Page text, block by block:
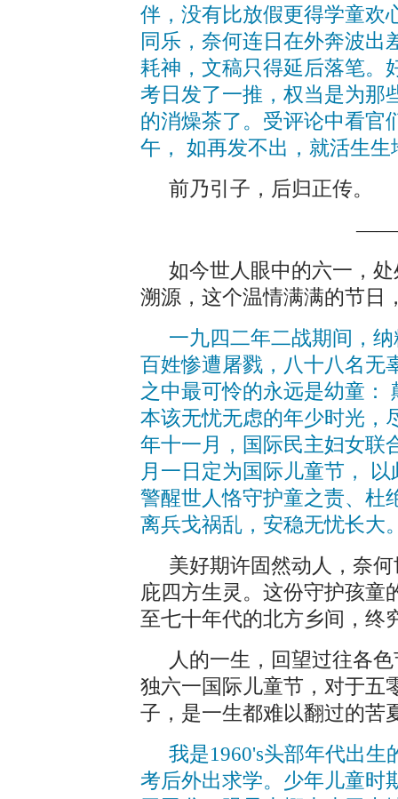
伴，没有比放假更得学童欢
同乐，奈何连日在外奔波出
耗神，文稿只得延后落笔。
考日发了一推，权当是为那
的消燥茶了。受评论中看官
午， 如再发不出，就活生
前乃引子，后归正传。
如今世人眼中的六一，
溯源，这个温情满满的节日
一九四二年二战期间，
百姓惨遭屠戮，八十八名无
之中最可怜的永远是幼童：
本该无忧无虑的年少时光，
年十一月，国际民主妇女联
月一日定为国际儿童节，
警醒世人恪守护童之责、杜
离兵戈祸乱，安稳无忧长大
美好期许固然动人，奈
庇四方生灵。这份守护孩童
至七十年代的北方乡间，终
人的一生，回望过往各
独六一国际儿童节，对于五
子，是一生都难以翻过的苦
我是1960's头部年代出
考后外出求学。少年儿童时